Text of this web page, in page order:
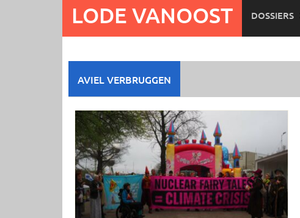
LODE VANOOST DOSSIERS
AVIEL VERBRUGGEN